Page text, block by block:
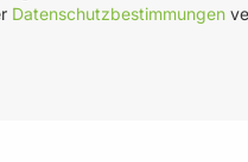
Datenschutzbestimmungen